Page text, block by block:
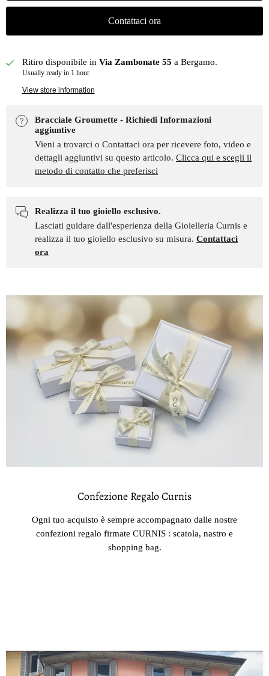
Contattaci ora
Ritiro disponibile in Via Zambonate 55 a Bergamo.
Usually ready in 1 hour
View store information
Bracciale Groumette - Richiedi Informazioni
aggiuntive
Vieni a trovarci o Contattaci ora per ricevere foto, video e
dettagli aggiuntivi su questo articolo. Clicca qui e scegli il
metodo di contatto che preferisci
Realizza il tuo gioiello esclusivo.
Lasciati guidare dall'esperienza della Gioielleria Curnis e
realizza il tuo gioiello esclusivo su misura. Contattaci
ora
Confezione Regalo Curnis
Ogni tuo acquisto è sempre accompagnato dalle nostre
confezioni regalo firmate CURNIS : scatola, nastro e
shopping bag.